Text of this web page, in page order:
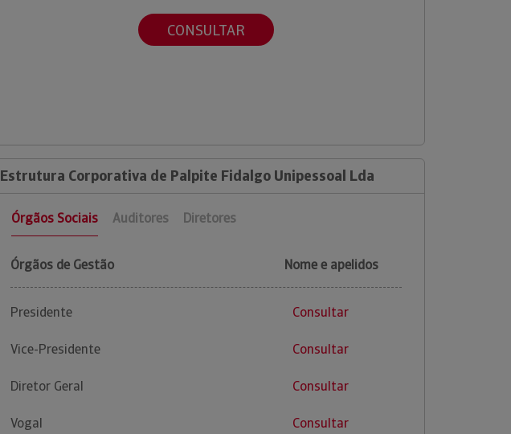
CONSULTAR
Estrutura Corporativa de Palpite Fidalgo Unipessoal Lda
Órgãos Sociais Auditores Diretores
Órgãos de Gestão Nome e apelidos
Presidente Consultar
Vice-Presidente Consultar
Diretor Geral Consultar
Vogal Consultar